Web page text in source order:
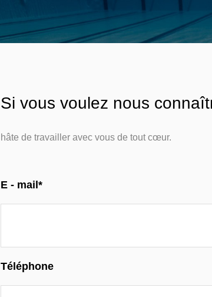
Si vous voulez nous
hâte de travailler avec vous de tout cœur.
E - mail*
Téléphone